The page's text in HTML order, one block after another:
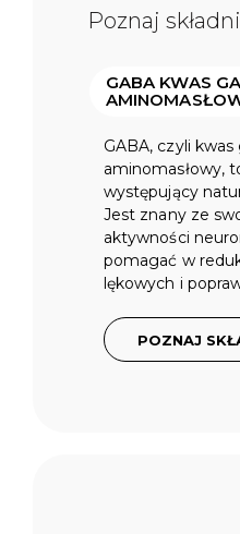
Poznaj
GABA KWAS
GABA, czyli
aminomasłowy,
występujący
Jest znany ze
aktywności
pomagać w
lękowych i
POZNAJ